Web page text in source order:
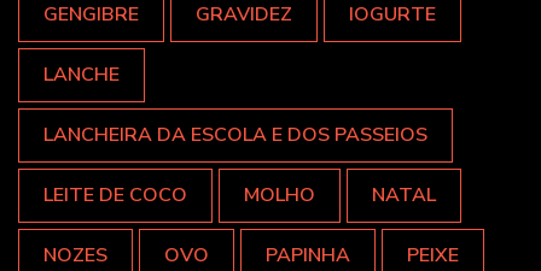
GENGIBRE GRAVIDEZ IOGURTE
LANCHE
LANCHEIRA DA ESCOLA E DOS PASSEIOS
LEITE DE COCO MOLHO NATAL
NOZES OVO PAPINHA PEIXE